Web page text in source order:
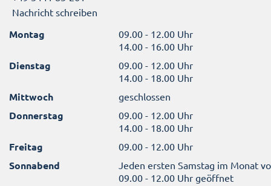
Nachricht schreiben
Montag
09.00 - 12.00 Uhr
14.00 - 16.00 Uhr
Dienstag
09.00 - 12.00 Uhr
14.00 - 18.00 Uhr
Mittwoch geschlossen
Donnerstag
09.00 - 12.00 Uhr
14.00 - 18.00 Uhr
Freitag 09.00 - 12.00 Uhr
Sonnabend
Jeden ersten Samstag im Monat
09.00 - 12.00 Uhr geöffnet